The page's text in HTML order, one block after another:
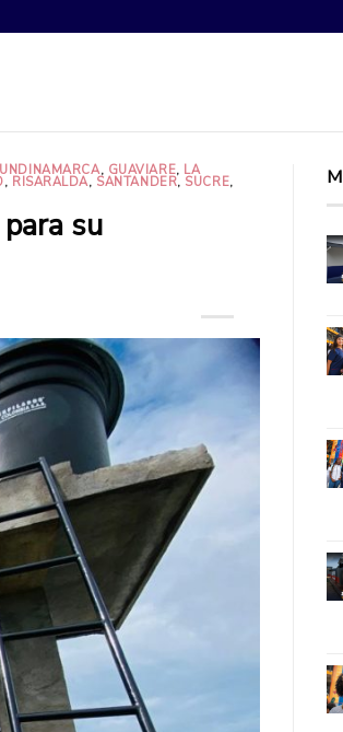
, GUAVIARE, LA
, RISARALDA, SANTANDER, SUCRE,
su